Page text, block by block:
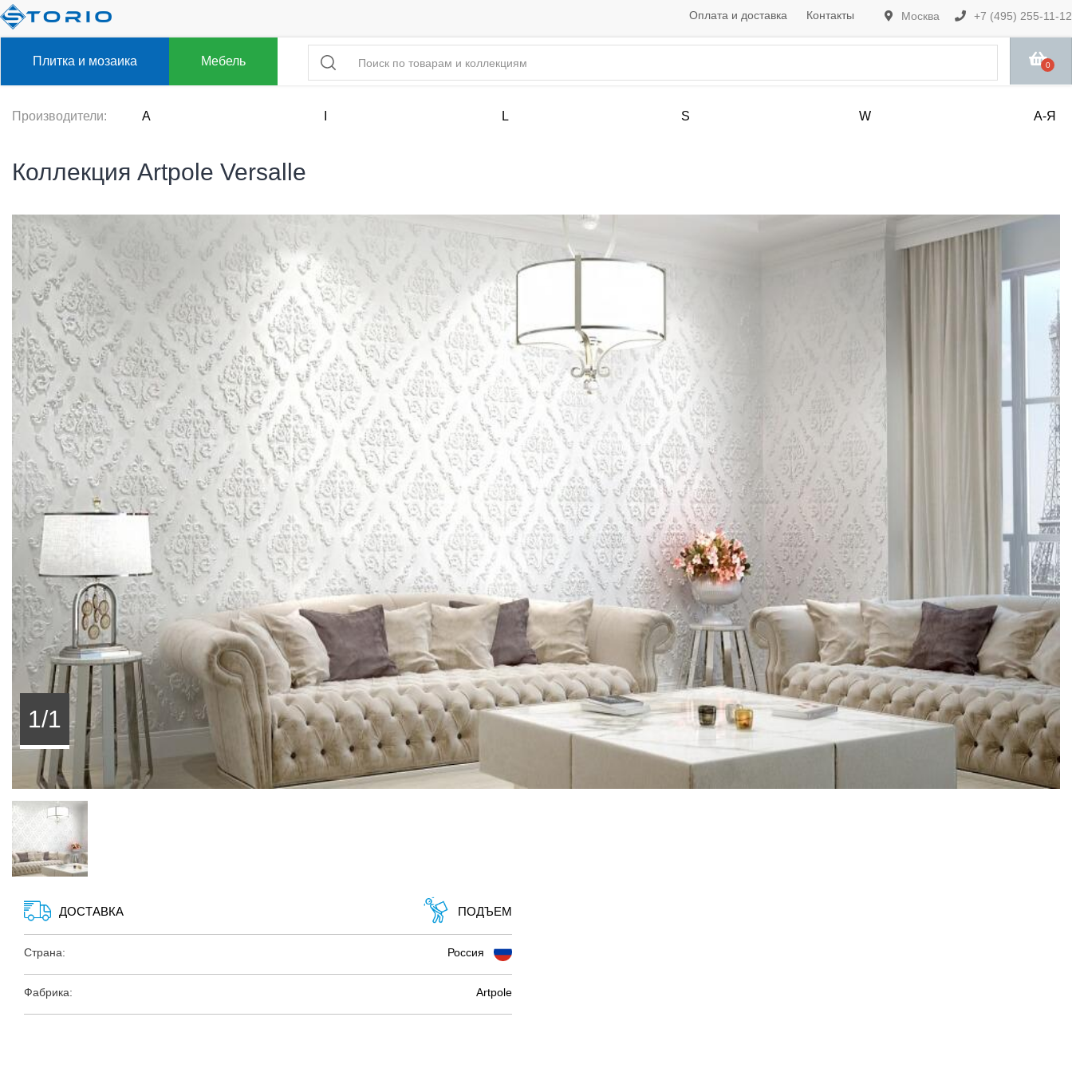
Москва +7 (495) 255-11-12
Оплата и доставка Контакты
Плитка и мозаика Мебель 0
Производители: A L S W А-Я
Коллекция Artpole Versalle
1/1
ДОСТАВКА ПОДЪЕМ
Страна: Россия
Фабрика: Artpole